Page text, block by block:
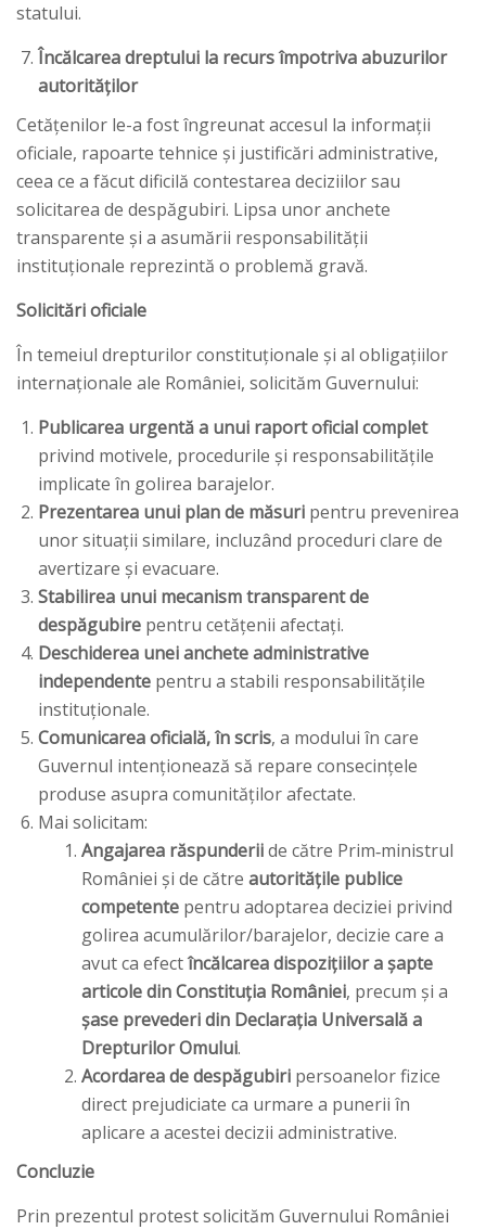
statului.
Încălcarea dreptului la recurs împotriva abuzurilor
autorităților
Cetățenilor le-a fost îngreunat accesul la informații
oficiale, rapoarte tehnice și justificări administrative,
ceea ce a făcut dificilă contestarea deciziilor sau
solicitarea de despăgubiri. Lipsa unor anchete
transparente și a asumării responsabilității
instituționale reprezintă o problemă gravă.
Solicitări oficiale
În temeiul drepturilor constituționale și al obligațiilor
internaționale ale României, solicităm Guvernului:
Publicarea urgentă a unui raport oficial complet
privind motivele, procedurile și responsabilitățile
implicate în golirea barajelor.
Prezentarea unui plan de măsuri pentru prevenirea
unor situații similare, incluzând proceduri clare de
avertizare și evacuare.
Stabilirea unui mecanism transparent de
despăgubire pentru cetățenii afectați.
Deschiderea unei anchete administrative
independente pentru a stabili responsabilitățile
instituționale.
Comunicarea oficială, în scris, a modului în care
Guvernul intenționează să repare consecințele
produse asupra comunităților afectate.
Mai solicitam:
Angajarea răspunderiide către Prim‑ministrul
României și de către autoritățile publice
competente pentru adoptarea deciziei privind
golirea acumulărilor/barajelor, decizie care a
avut ca efectîncălcarea dispozițiilor a șapte
articole din Constituția României, precum și a
șase prevederi din Declarația Universală a
Drepturilor Omului.
Acordarea de despăgubiri persoanelor fizice
direct prejudiciate ca urmare a punerii în
aplicare a acestei decizii administrative.
Concluzie
Prin prezentul protest solicităm Guvernului României